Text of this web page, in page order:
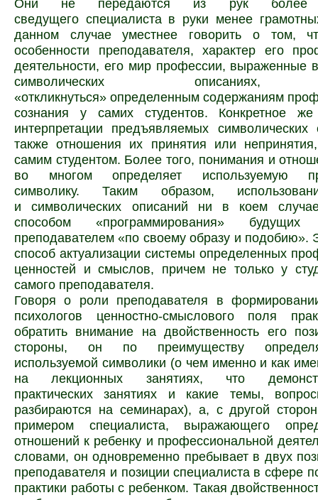
Они не передаются из рук более
сведущего специалиста в руки менее
данном случае уместнее говорить о том,
особенности преподавателя, характер его
деятельности, его мир профессии, выраженные
символических описаниях,
«откликнуться» определенным содержаниям
сознания у самих студентов. Конкретное
интерпретации предъявляемых
также отношения их принятия или
самим студентом. Более того, понимания и
во многом определяет используемую
символику. Таким образом,
и символических описаний ни в коем
способом «программирования» будущих
преподавателем «по своему образу и подобию».
способ актуализации системы определенных
ценностей и смыслов, причем не только у
самого преподавателя.
Говоря о роли преподавателя в
психологов ценностно-смыслового поля
обратить внимание на двойственность его
стороны, он по преимуществу
используемой символики (о чем именно и как
на лекционных занятиях, что
практических занятиях и какие темы,
разбираются на семинарах), а, с другой
примером специалиста, выражающего
отношений к ребенку и профессиональной
словами, он одновременно пребывает в двух
преподавателя и позиции специалиста в сфере
практики работы с ребенком. Такая